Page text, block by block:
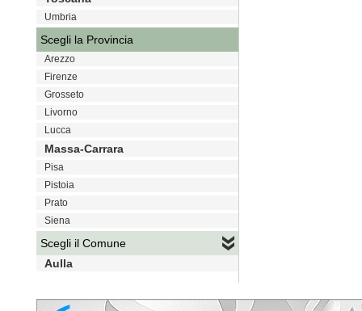
Umbria
Scegli la Provincia
Arezzo
Firenze
Grosseto
Livorno
Lucca
Massa-Carrara
Pisa
Pistoia
Prato
Siena
Scegli il Comune
Aulla